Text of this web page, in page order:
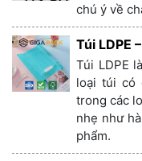
chú ý về
Túi LDPE
Túi LDPE
loại túi có
trong các
nhẹ như
phẩm.